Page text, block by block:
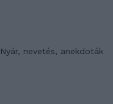
Nyár, nevetés, anekdoták